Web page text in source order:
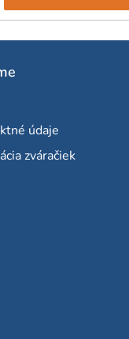
údaje
zváračiek